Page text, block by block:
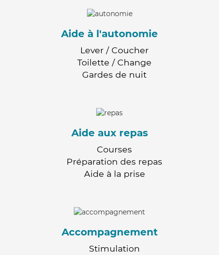
Aide à l'autonomie
Lever / Coucher
Toilette / Change
Gardes de nuit
Aide aux repas
Courses
Préparation des repas
Aide à la prise
Accompagnement
Stimulation